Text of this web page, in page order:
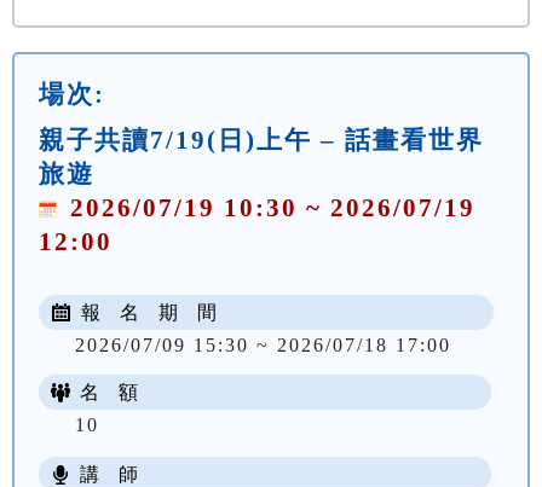
場次:
親子共讀7/19(日)上午 – 話畫看世界
旅遊
2026/07/19 10:30 ~ 2026/07/19
12:00
報 名 期 間
2026/07/09 15:30 ~ 2026/07/18 17:00
名 額
10
講 師